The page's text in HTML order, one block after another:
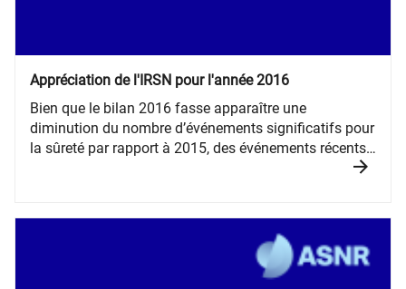
Appréciation de l'IRSN pour l'année 2016
Bien que le bilan 2016 fasse apparaître une
diminution du nombre d’événements significatifs pour
la sûreté par rapport à 2015, des événements récents
survenus en 2017 rappellent toute l’importance pour